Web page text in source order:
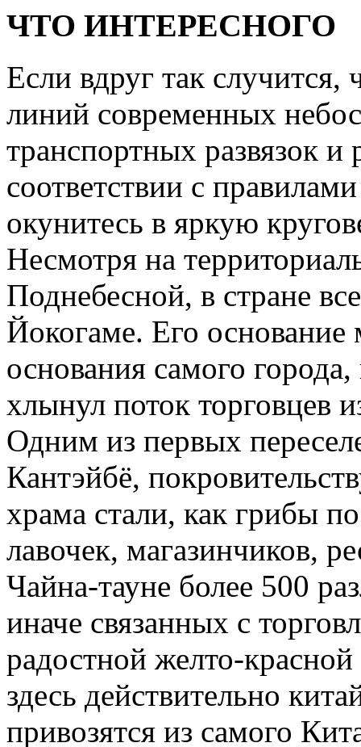
ЧТО ИНТЕРЕСНОГО
Если вдруг так случится,
линий современных
транспортных развязок и
соответствии с
окунитесь в яркую
Несмотря на
Поднебесной, в стране
Йокогаме. Его основание
основания самого
хлынул поток торговцев
Одним из первых
Кантэйбё,
храма стали, как грибы
лавочек, магазинчиков,
Чайна-тауне более 500
иначе связанных с
радостной желто-
здесь действительно
привозятся из самого